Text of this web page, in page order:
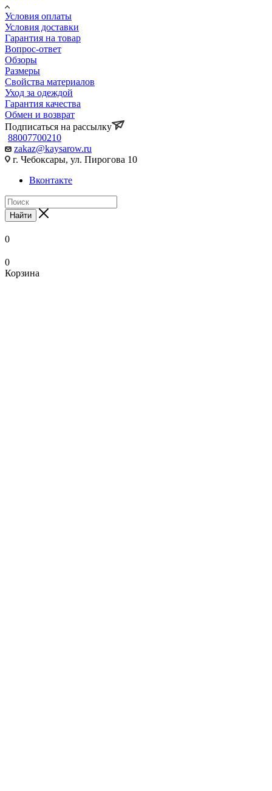
Условия оплаты
Условия доставки
Гарантия на товар
Вопрос-ответ
Обзоры
Размеры
Свойства материалов
Уход за одеждой
Гарантия качества
Обмен и возврат
Подписаться на рассылку
88007700210
zakaz@kaysarow.ru
г. Чебоксары, ул. Пирогова 10
Вконтакте
Найти
0
0
Корзина